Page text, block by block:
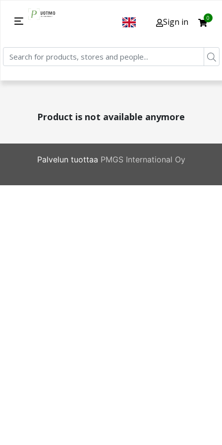
Sign in 0
Product is not available anymore
Palvelun tuottaa PMGS International Oy